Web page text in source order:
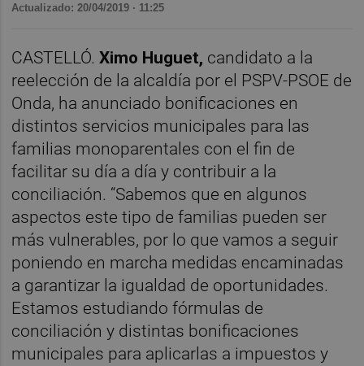
Actualizado: 20/04/2019 · 11:25
CASTELLÓ.Ximo Huguet, candidato a la
reelección de la alcaldía por el PSPV-PSOE de
Onda, ha anunciado bonificaciones en
distintos servicios municipales para las
familias monoparentales con el fin de
facilitar su día a día y contribuir a la
conciliación. “Sabemos que en algunos
aspectos este tipo de familias pueden ser
más vulnerables, por lo que vamos a seguir
poniendo en marcha medidas encaminadas
a garantizar la igualdad de oportunidades.
Estamos estudiando fórmulas de
conciliación y distintas bonificaciones
municipales para aplicarlas a impuestos y